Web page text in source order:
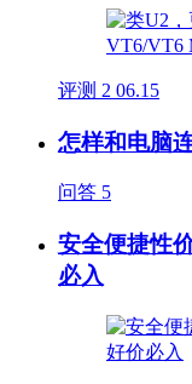
评测 2 06.15
怎样和电脑
问答 5
安全便捷性
必入